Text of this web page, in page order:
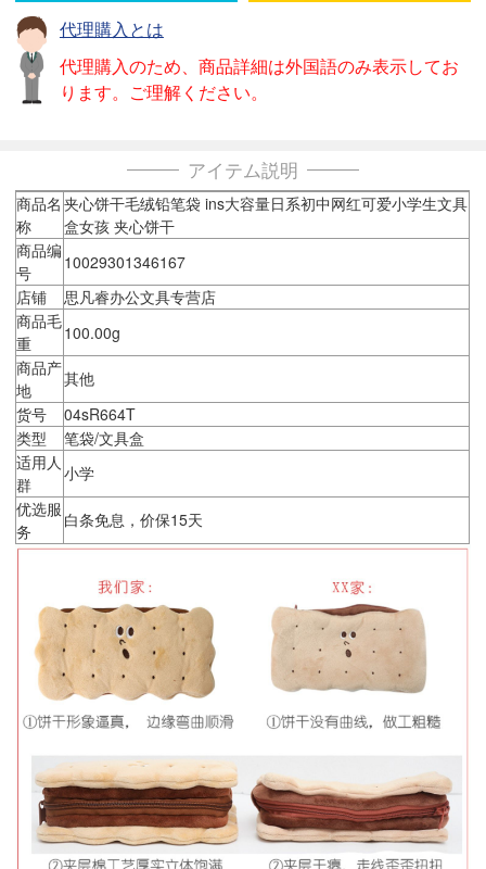
代理購入とは
代理購入のため、商品詳細は外国語のみ表示してお
ります。ご理解ください。
アイテム説明
商品名
称
夹心饼干毛绒铅笔袋 ins大容量日系初中网红可爱小学生文具
盒女孩 夹心饼干
商品编
号
10029301346167
店铺
思凡睿办公文具专营店
商品毛
重
100.00g
商品产
地
其他
货号
04sR664T
类型
笔袋/文具盒
适用人
群
小学
优选服
务
白条免息，价保15天